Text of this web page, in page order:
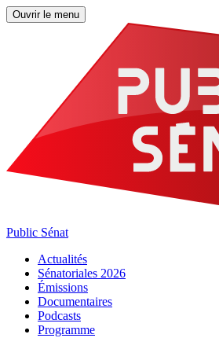
Ouvrir le menu
Public Sénat
Actualités
Sénatoriales 2026
Émissions
Documentaires
Podcasts
Programme